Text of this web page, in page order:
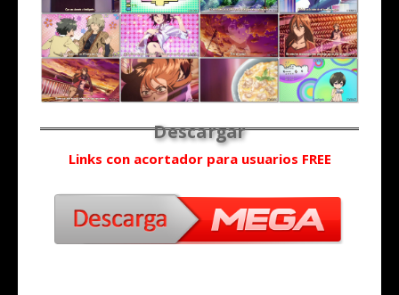
Links con acortador para usuarios FREE